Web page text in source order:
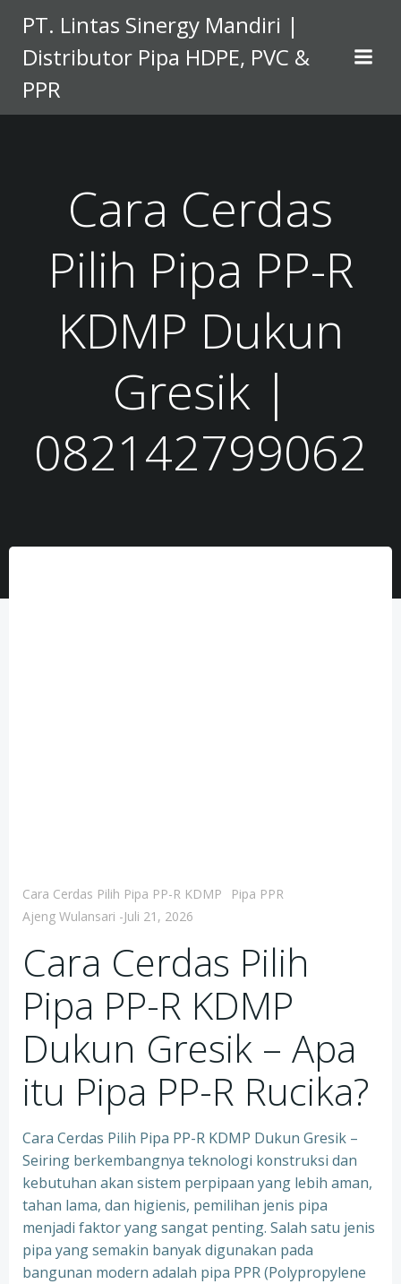
to
content
PT. Lintas Sinergy Mandiri |
Distributor Pipa HDPE, PVC &
PPR
Cara Cerdas
Pilih Pipa PP-R
KDMP Dukun
Gresik |
082142799062
Cara Cerdas Pilih Pipa PP-R KDMP
Pipa PPR
Ajeng Wulansari -Juli 21, 2026
Cara Cerdas Pilih
Pipa PP-R KDMP
Dukun Gresik – Apa
itu Pipa PP-R Rucika?
Cara Cerdas Pilih Pipa PP-R KDMP Dukun Gresik –
Seiring berkembangnya teknologi konstruksi dan
kebutuhan akan sistem perpipaan yang lebih aman,
tahan lama, dan higienis, pemilihan jenis pipa
menjadi faktor yang sangat penting. Salah satu jenis
pipa yang semakin banyak digunakan pada
bangunan modern adalah pipa PPR (Polypropylene